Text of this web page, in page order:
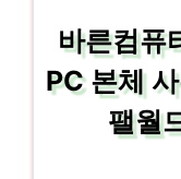
바른컴퓨
PC 본체
팰월